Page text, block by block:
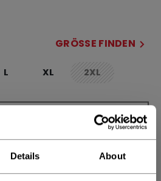
Details About
GRÖSSE FINDEN
L XL 2XLnot.available